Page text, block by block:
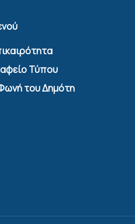
Τύπου
του Δημότη